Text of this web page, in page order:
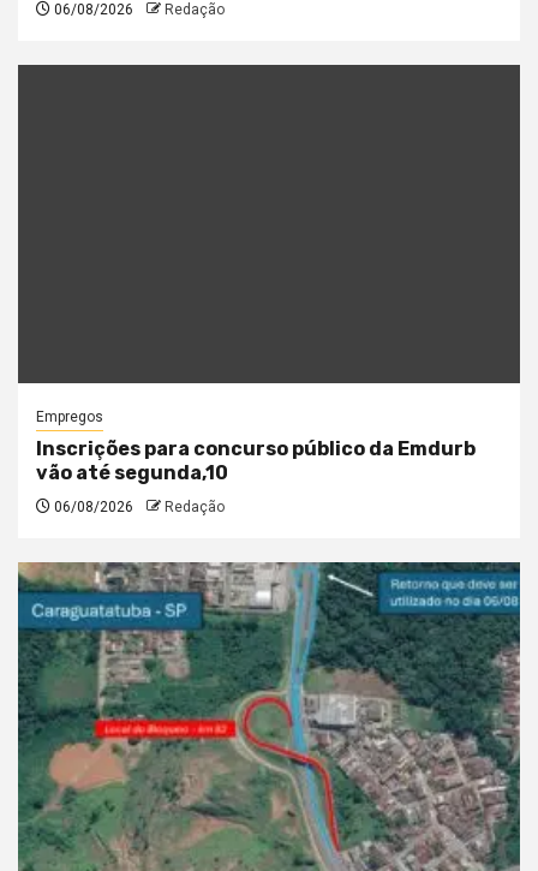
06/08/2026 Redação
Empregos
Inscrições para concurso público da Emdurb
vão até segunda,10
06/08/2026 Redação